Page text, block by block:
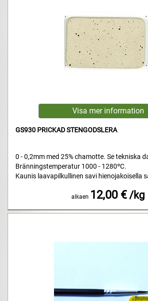
GS930 PRICKAD STENGODSLERA
0 - 0,2mm med 25% chamotte. Se tekniska
Bränningstemperatur 1000 - 1280ºC.
Kaunis laavapilkullinen savi hienojakoisella
alkaen 12,00 € /kg